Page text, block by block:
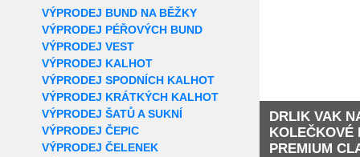
VÝPRODEJ BUND NA BĚŽKY
VÝPRODEJ PÉŘOVÝCH BUND
VÝPRODEJ VEST
VÝPRODEJ KALHOT
VÝPRODEJ SPODNÍCH KALHOT
VÝPRODEJ KRÁTKÝCH KALHOT
VÝPRODEJ ŠATŮ A SUKNÍ
VÝPRODEJ ČEPIC
VÝPRODEJ ČELENEK
DRLIK VAK
KOLEČKOVÉ
PREMIUM